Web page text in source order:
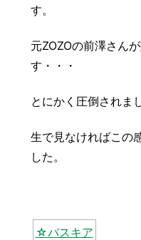
す。
元ZOZOの前澤さん
す・・・
とにかく圧倒されま
生で見なければこの
した。
☆バスキア